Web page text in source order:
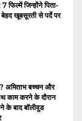
फिल्में जिन्होंने पिता-
खूबसूरती से पर्दे पर
अमिताभ बच्चन और
काम करने के दौरान
के बाद बॉलीवुड